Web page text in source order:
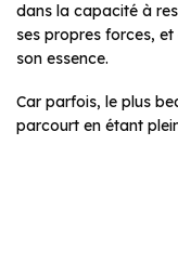
dans la capacité à
ses propres forces,
son essence.
Car parfois, le plus
parcourt en étant